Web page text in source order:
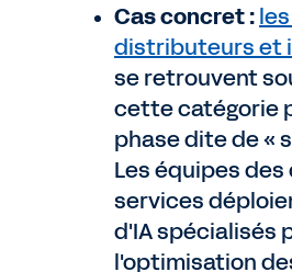
Cas concret :
distributeurs et
se retrouvent
cette catégorie
phase dite de «
Les équipes
services
d'IA spécialisés
l'optimisation